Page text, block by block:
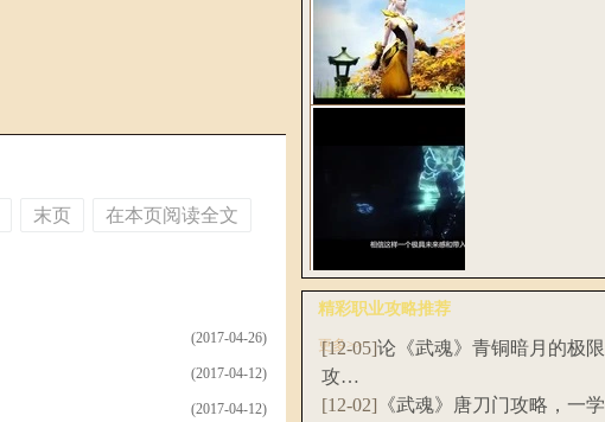
末页 在本页阅读全文
(2017-04-26)
(2017-04-12)
(2017-04-12)
《武魂2》多段式
轻功 战斗在…
网易将发布首款
全息动作网游…
精彩职业攻略推荐
更多>>
[12-05]论《武魂》青铜暗月的极限
攻…
[12-02] 《武魂》唐刀门攻略，一学